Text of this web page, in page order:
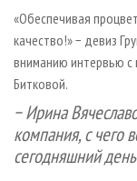
«Обеспечивая
качество!» − девиз
вниманию интервью с
Битковой.
− Ирина
компания, с чего
сегодняшний